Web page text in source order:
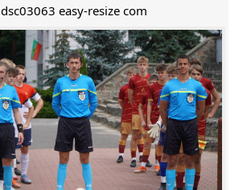
dsc03063 easy-resize com